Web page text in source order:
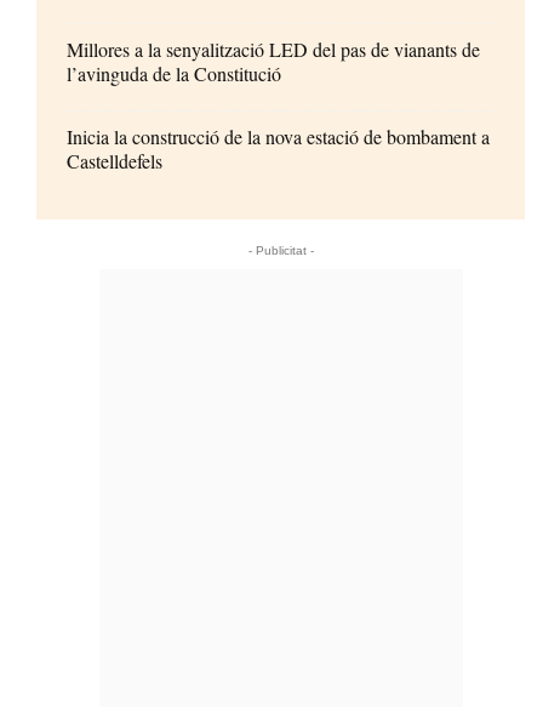
Millores a la senyalització LED del pas de vianants de
l’avinguda de la Constitució
Inicia la construcció de la nova estació de bombament a
Castelldefels
- Publicitat -